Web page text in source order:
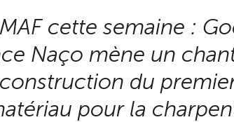
cette semaine :
Naço mène un
du
pour la